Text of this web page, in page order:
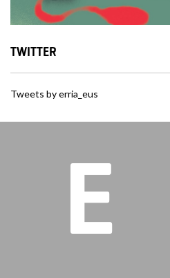
TWITTER
Tweets by erria_eus